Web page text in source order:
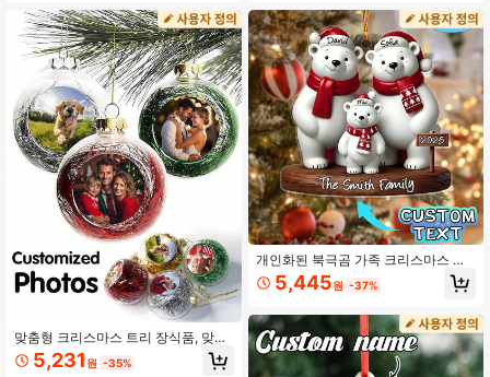
4.90 95K 팔로워
리용 개인화된 가족 크리스마스 장식
품.
맞춤형 크리스마스 트리 장식품, 맞춤
사진 크리스마스 트리 장식, 가족 사진
장식, 크리스마스 선물, 크리스마스 장
5,231 원 -35%
개인화된 북극곰 가족 크리스마스 장
식, 맞춤형 북극곰 크리스마스 장식품,
가족을 위한 크리스마스 선물, 맞춤형
5,445원 -37%